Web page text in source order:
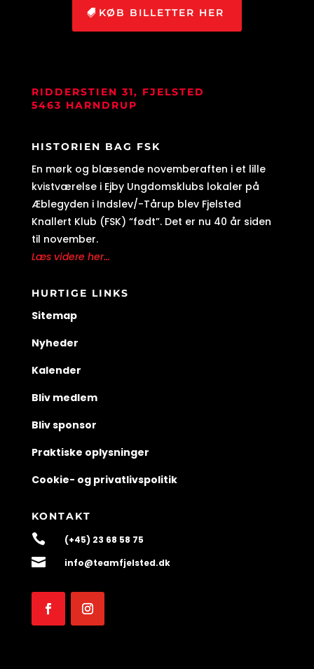
KØB BILLETTER HER
RIDDERSTIEN 31, FJELSTED
5463 HARNDRUP
HISTORIEN BAG FSK
En mørk og blæsende novemberaften i et lille
kvistværelse i Ejby Ungdomsklubs lokaler på
Æblegyden i Indslev/-Tårup blev Fjelsted
Knallert Klub (FSK) “født”. Det er nu 40 år siden
til november.
Læs videre her...
HURTIGE LINKS
Sitemap
Nyheder
Kalender
Bliv medlem
Bliv sponsor
Praktiske oplysninger
Cookie- og privatlivspolitik
KONTAKT
 (+45) 23 68 58 75
 info@teamfjelsted.dk